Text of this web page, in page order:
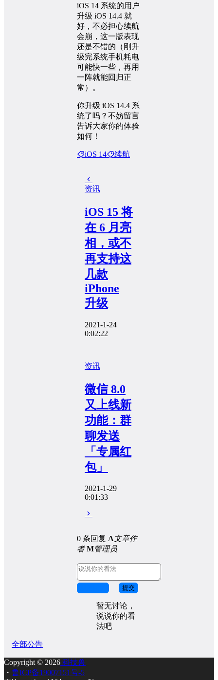
iOS 14 系统的用户
升级 iOS 14.4 就
好，不必担心续航
会崩，这一版表现
还是不错的（刚升
级完系统手机耗电
可能快一些，再用
一阵就能回归正
常）。
你升级 iOS 14.4 系
统了吗？不妨留言
告诉大家你的体验
如何！
iOS 14 续航
资讯
iOS 15 将
在 6 月亮
相，或不
再支持这
几款
iPhone
升级
2021-1-24
0:02:22
资讯
微信 8.0
又上线新
功能：群
聊发送
「专属红
包」
2021-1-29
0:01:33
0 条回复 A文章作
者 M管理员
提交
暂无讨论，
说说你的看
法吧
全部公告
Copyright © 2026 科技兽
・ 鲁ICP备19007151号-5